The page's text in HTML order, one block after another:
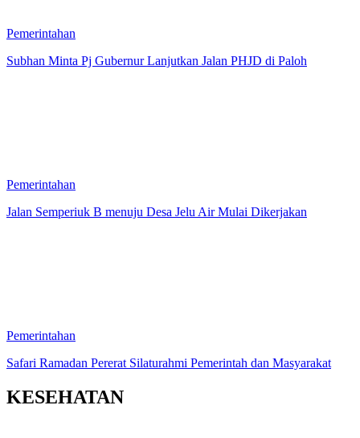
Pemerintahan
Subhan Minta Pj Gubernur Lanjutkan Jalan PHJD di Paloh
Pemerintahan
Jalan Semperiuk B menuju Desa Jelu Air Mulai Dikerjakan
Pemerintahan
Safari Ramadan Pererat Silaturahmi Pemerintah dan Masyarakat
KESEHATAN